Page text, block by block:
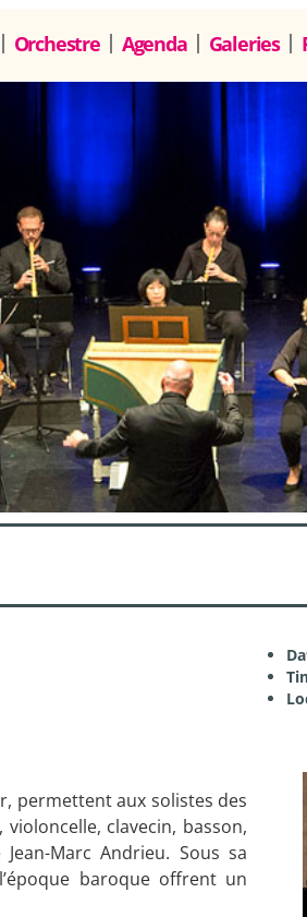
Orchestre Agenda Galeries
permettent aux solistes des
clavecin, basson,
Marc Andrieu. Sous sa
baroque offrent un